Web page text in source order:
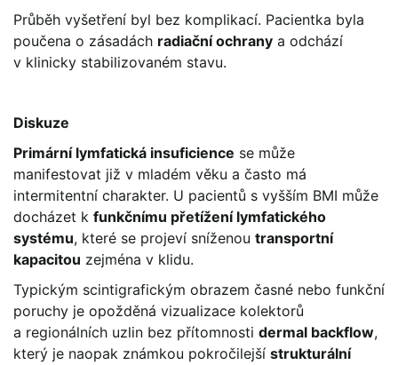
Průběh vyšetření byl bez komplikací. Pacientka byla
poučena o zásadách radiační ochrany a odchází
v klinicky stabilizovaném stavu.
Diskuze
Primární lymfatická insuficience se může
manifestovat již v mladém věku a často má
intermitentní charakter. U pacientů s vyšším BMI může
docházet k funkčnímu přetížení lymfatického
systému, které se projeví sníženou transportní
kapacitou zejména v klidu.
Typickým scintigrafickým obrazem časné nebo funkční
poruchy je opožděná vizualizace kolektorů
a regionálních uzlin bez přítomnosti dermal backflow,
který je naopak známkou pokročilejší strukturální